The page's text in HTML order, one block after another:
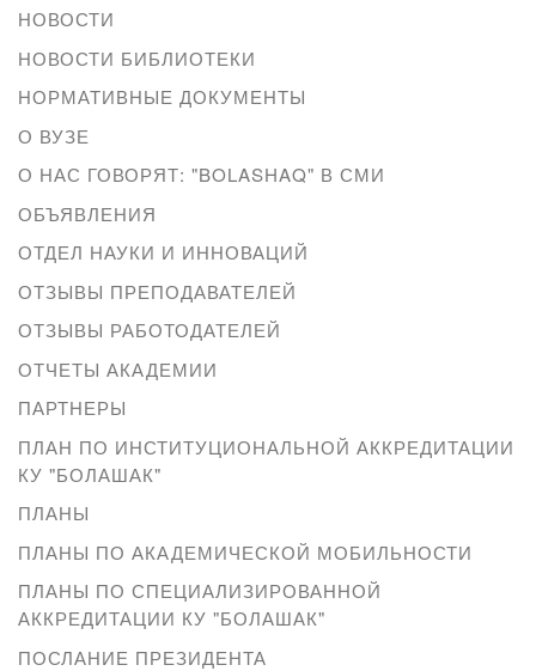
НОВОСТИ
НОВОСТИ БИБЛИОТЕКИ
НОРМАТИВНЫЕ ДОКУМЕНТЫ
О ВУЗЕ
О НАС ГОВОРЯТ: "BOLASHAQ" В СМИ
ОБЪЯВЛЕНИЯ
ОТДЕЛ НАУКИ И ИННОВАЦИЙ
ОТЗЫВЫ ПРЕПОДАВАТЕЛЕЙ
ОТЗЫВЫ РАБОТОДАТЕЛЕЙ
ОТЧЕТЫ АКАДЕМИИ
ПАРТНЕРЫ
ПЛАН ПО ИНСТИТУЦИОНАЛЬНОЙ АККРЕДИТАЦИИ
КУ "БОЛАШАК"
ПЛАНЫ
ПЛАНЫ ПО АКАДЕМИЧЕСКОЙ МОБИЛЬНОСТИ
ПЛАНЫ ПО СПЕЦИАЛИЗИРОВАННОЙ
АККРЕДИТАЦИИ КУ "БОЛАШАК"
ПОСЛАНИЕ ПРЕЗИДЕНТА